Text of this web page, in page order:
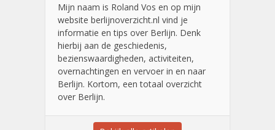
Mijn naam is Roland Vos en op mijn
website berlijnoverzicht.nl vind je
informatie en tips over Berlijn. Denk
hierbij aan de geschiedenis,
bezienswaardigheden, activiteiten,
overnachtingen en vervoer in en naar
Berlijn. Kortom, een totaal overzicht
over Berlijn.